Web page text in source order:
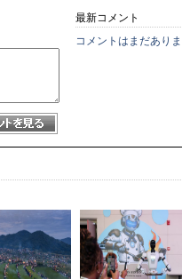
最新コメント
コメントはまだあり